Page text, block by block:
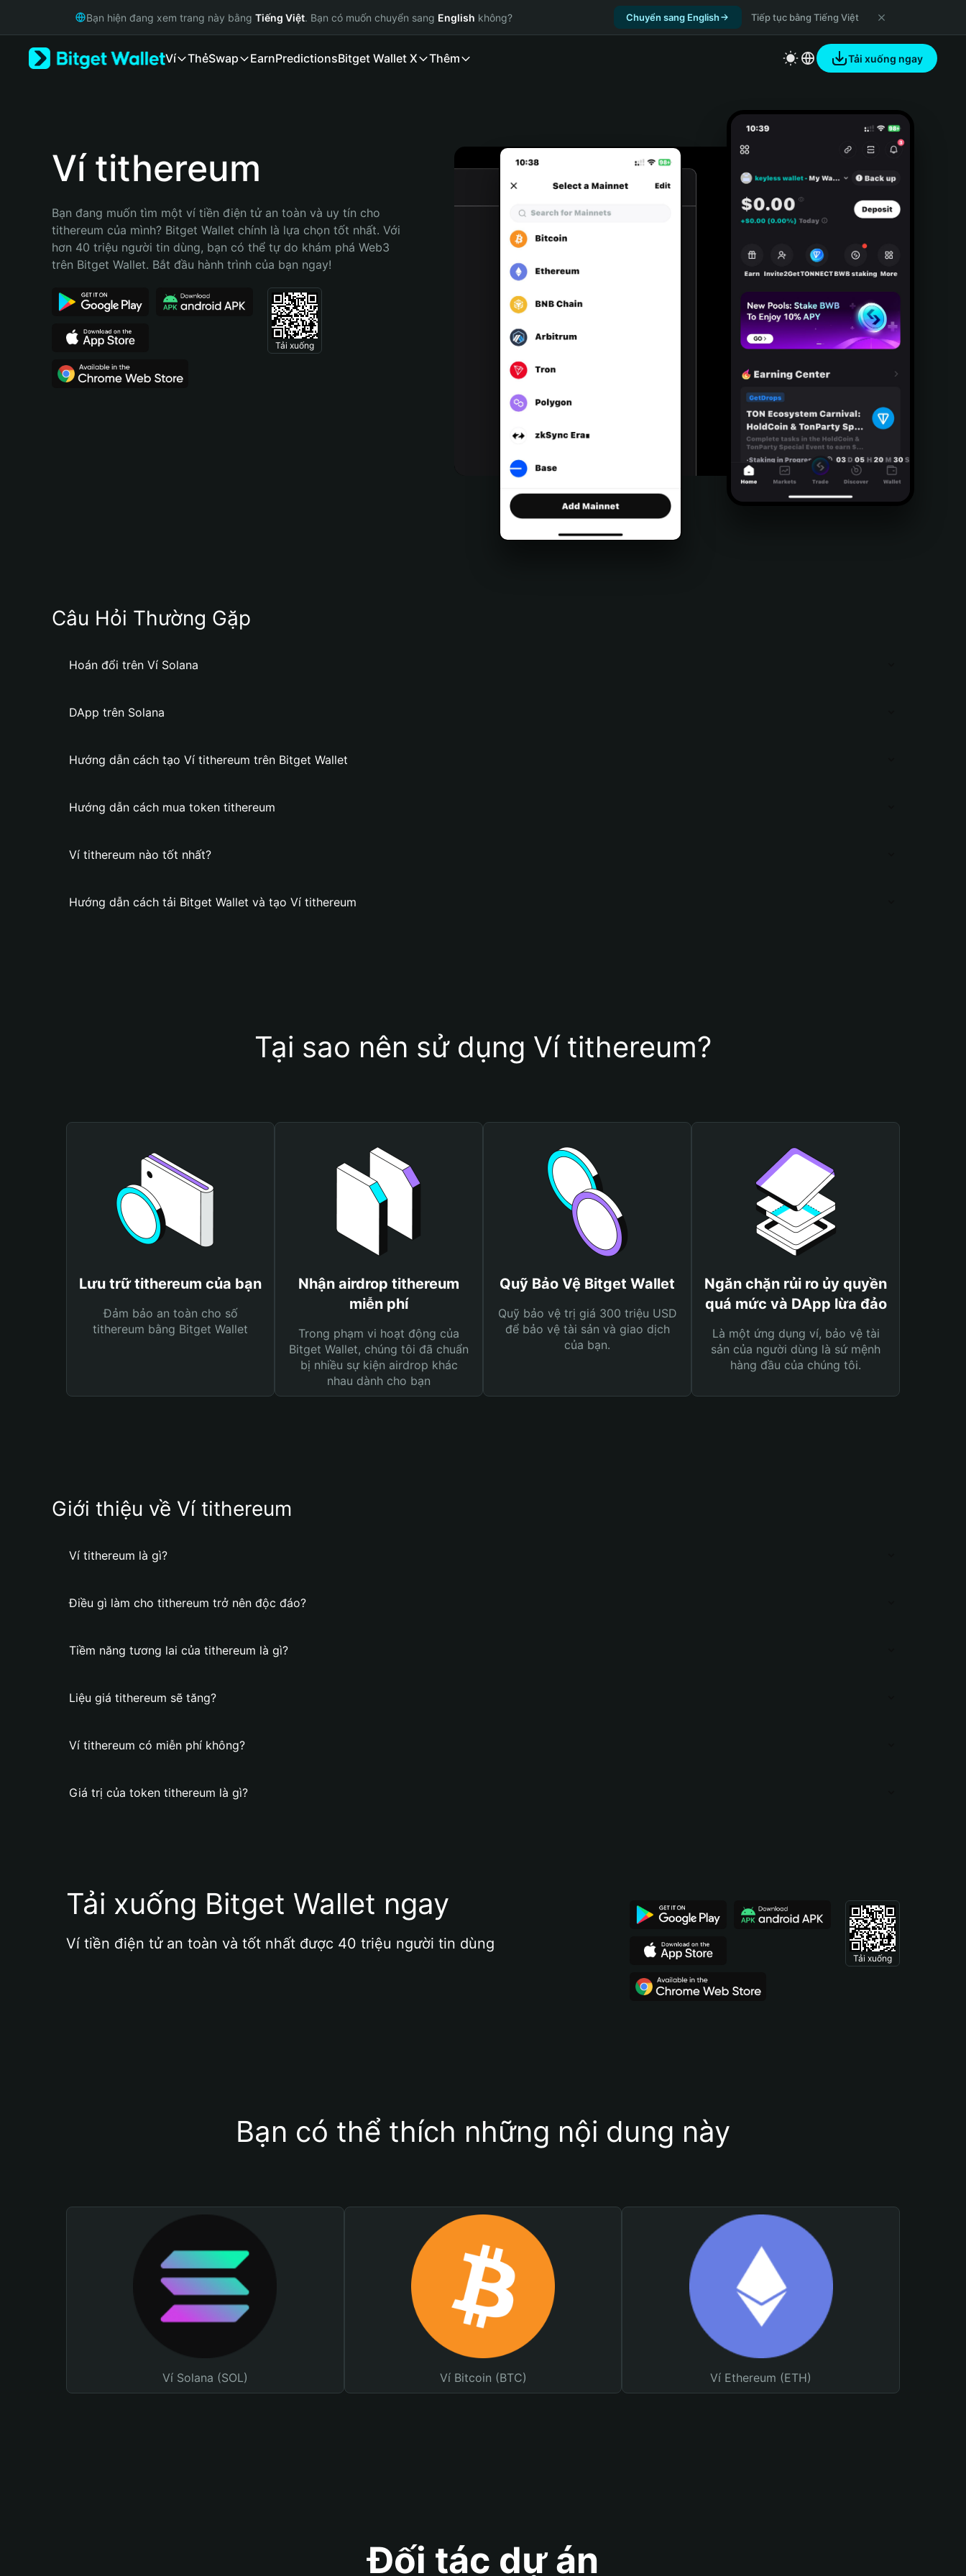
Русский
Bahasa Indonesia
Português (Brasil)
Bạn hiện đang xem trang này bằng Tiếng Việt. Bạn có muốn chuyển sang English không? Chuyển sang English Tiếp tục bằng Tiếng Việt
Ví ThẻSwap EarnPredictionsBitget Wallet X Thêm Tải xuống ngay
Ví tithereum
Bạn đang muốn tìm một ví tiền điện tử an toàn và uy tín cho
tithereum của mình? Bitget Wallet chính là lựa chọn tốt nhất. Với
hơn 40 triệu người tin dùng, bạn có thể tự do khám phá Web3
trên Bitget Wallet. Bắt đầu hành trình của bạn ngay!
Tải xuống
Câu Hỏi Thường Gặp
Hoán đổi trên Ví Solana
DApp trên Solana
Hướng dẫn cách tạo Ví tithereum trên Bitget Wallet
Hướng dẫn cách mua token tithereum
Ví tithereum nào tốt nhất?
Hướng dẫn cách tải Bitget Wallet và tạo Ví tithereum
Tại sao nên sử dụng Ví tithereum?
Lưu trữ tithereum của bạn
Đảm bảo an toàn cho số
tithereum bằng Bitget Wallet
Nhận airdrop tithereum
miễn phí
Trong phạm vi hoạt động của
Bitget Wallet, chúng tôi đã chuẩn
bị nhiều sự kiện airdrop khác
nhau dành cho bạn
Quỹ Bảo Vệ Bitget Wallet
Quỹ bảo vệ trị giá 300 triệu USD
để bảo vệ tài sản và giao dịch
của bạn.
Ngăn chặn rủi ro ủy quyền
quá mức và DApp lừa đảo
Là một ứng dụng ví, bảo vệ tài
sản của người dùng là sứ mệnh
hàng đầu của chúng tôi.
Giới thiệu về Ví tithereum
Ví tithereum là gì?
Điều gì làm cho tithereum trở nên độc đáo?
Tiềm năng tương lai của tithereum là gì?
Liệu giá tithereum sẽ tăng?
Ví tithereum có miễn phí không?
Giá trị của token tithereum là gì?
Tải xuống Bitget Wallet ngay
Ví tiền điện tử an toàn và tốt nhất được 40 triệu người tin dùng
Tải xuống
Bạn có thể thích những nội dung này
Ví Solana (SOL) Ví Bitcoin (BTC) Ví Ethereum (ETH)
Đối tác dự án